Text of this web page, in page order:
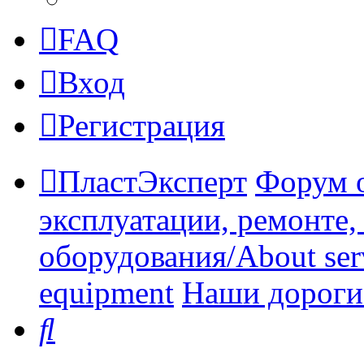
FAQ
Вход
Регистрация
ПластЭксперт Форум
эксплуатации,
оборудования/About
equipment Наши